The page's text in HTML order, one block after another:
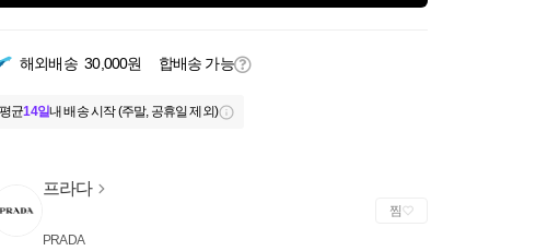
해외배송 30,000원 합배송 가능
평균14일내 배송 시작 (주말, 공휴일 제외)
프라다
PRADA
찜